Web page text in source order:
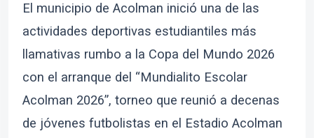
El municipio de Acolman inició una de las
actividades deportivas estudiantiles más
llamativas rumbo a la Copa del Mundo 2026
con el arranque del “Mundialito Escolar
Acolman 2026”, torneo que reunió a decenas
de jóvenes futbolistas en el Estadio Acolman